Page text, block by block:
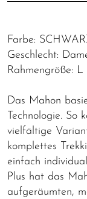
Farbe:
Geschlecht:
Rahmengröße: L
Das Mahon
Technologie. So
vielfältige
komplettes
einfach
Plus hat das
aufgeräumten,